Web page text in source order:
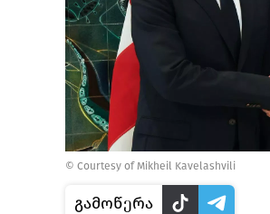
© Courtesy of Mikheil Kavelashvili
გამოწერა